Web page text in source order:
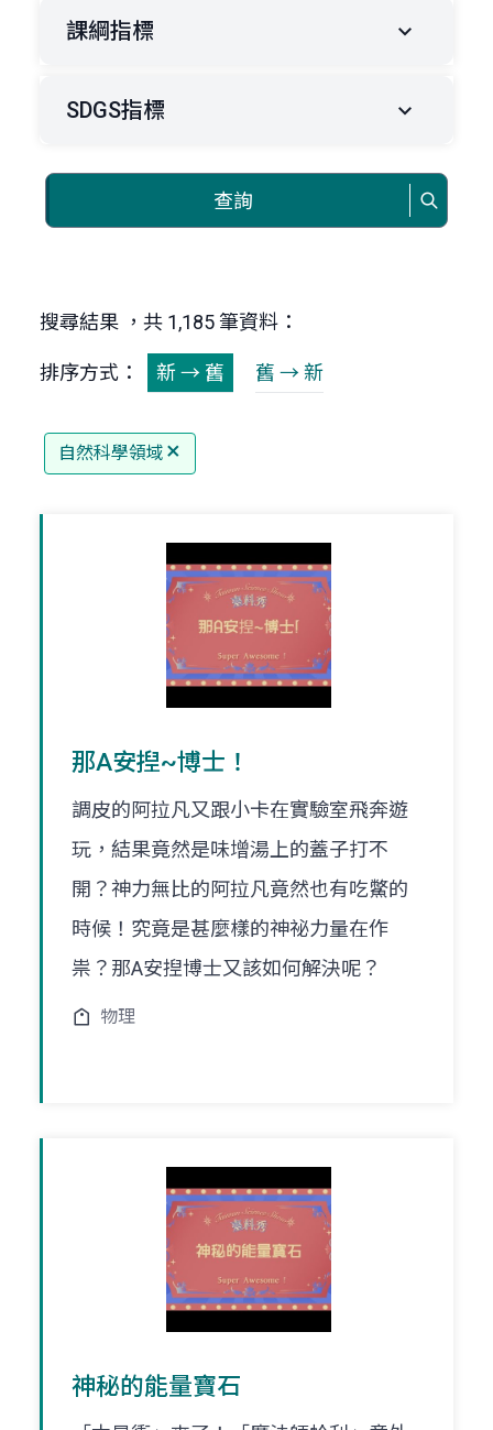
課綱指標
SDGS指標
查詢
搜尋結果 ，共 1,185 筆資料：
排序方式： 新 → 舊 舊 → 新
自然科學領域
那A安揑~博士！
調皮的阿拉凡又跟小卡在實驗室飛奔遊
玩，結果竟然是味增湯上的蓋子打不
開？神力無比的阿拉凡竟然也有吃鱉的
時候！究竟是甚麼樣的神祕力量在作
祟？那A安揑博士又該如何解決呢？
物理
神秘的能量寶石